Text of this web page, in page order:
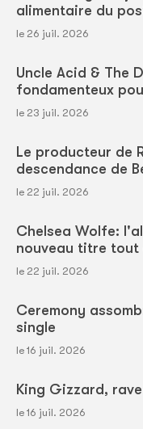
alimentaire du
le 26 juil. 2026
Uncle Acid & The
fondamenteux
le 23 juil. 2026
Le producteur de
descendance de
le 22 juil. 2026
Chelsea Wolfe:
nouveau titre tout
le 22 juil. 2026
Ceremony
single
le 16 juil. 2026
King Gizzard,
le 16 juil. 2026